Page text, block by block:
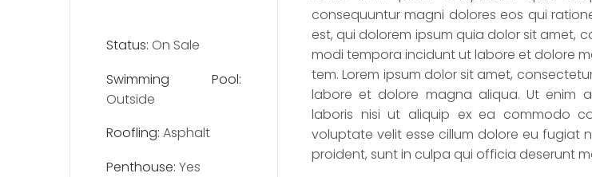
Status: On Sale
Swimming Pool:
Outside
Roofling: Asphalt
Penthouse: Yes
consequuntur magni dolores eos qui
est, qui dolorem ipsum quia dolor sit amet,
modi tempora incidunt ut labore et dolore
tem. Lorem ipsum dolor sit amet,
labore et dolore magna aliqua. Ut enim
laboris nisi ut aliquip ex ea commodo
voluptate velit esse cillum dolore eu fugiat
proident, sunt in culpa qui officia deserunt